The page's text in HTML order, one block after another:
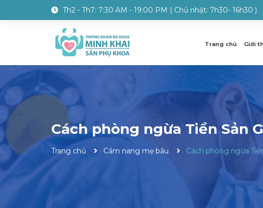
Th2 - Th7: 7:30 AM - 19:00 PM ( Chủ nhật: 7h30- 16h30 )
Trang chủ Giới
Cách phòng ngừa Tiền Sản
Trang chủ Cẩm nang mẹ bầu Cách phòng ngừa